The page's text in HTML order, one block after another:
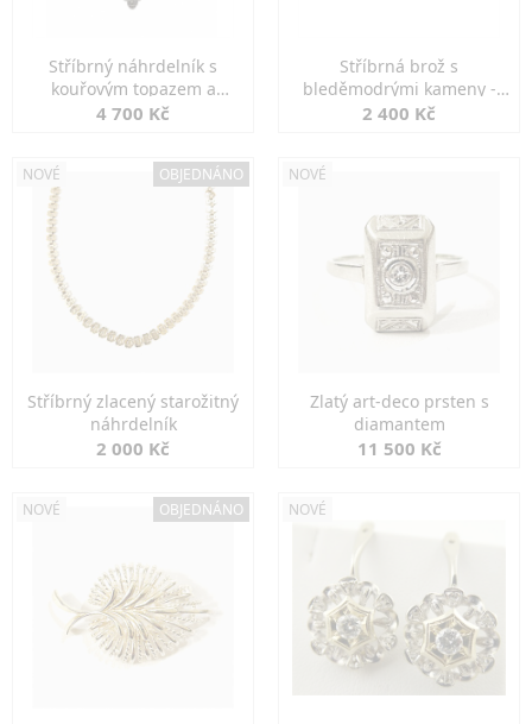
Stříbrný náhrdelník s
kouřovým topazem a
markazity
4 700 Kč
Stříbrná brož s
bleděmodrými kameny -
jemná elegance
2 400 Kč
NOVÉ OBJEDNÁNO
Stříbrný zlacený starožitný
náhrdelník
2 000 Kč
NOVÉ
Zlatý art-deco prsten s
diamantem
11 500 Kč
NOVÉ OBJEDNÁNO NOVÉ